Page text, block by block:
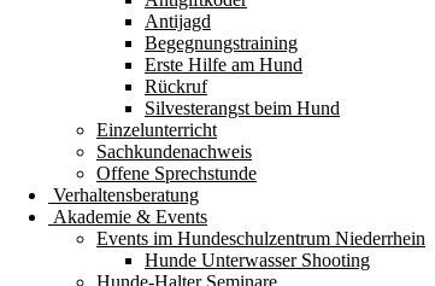
Antijagd
Begegnungstraining
Erste Hilfe am Hund
Rückruf
Silvesterangst beim Hund
Einzelunterricht
Sachkundenachweis
Offene Sprechstunde
Verhaltensberatung
Akademie & Events
Events im Hundeschulzentrum Niederrhein
Hunde Unterwasser Shooting
Hunde-Halter Seminare